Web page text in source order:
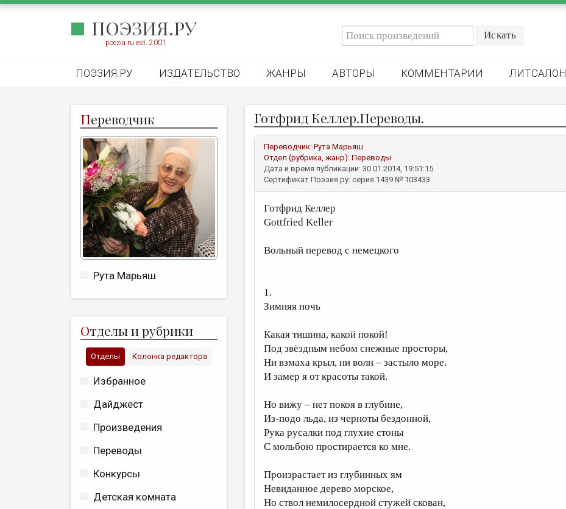
ПОЭЗИЯ.РУ
poezia.ru est. 2001
ПОЭЗИЯ.РУ ИЗДАТЕЛЬСТВО ЖАНРЫ АВТОРЫ КОММЕНТАРИИ ЛИТСАЛОН
Переводчик
Рута Марьяш
Отделы и рубрики
Отделы Колонка редактора
Избранное
Дайджест
Произведения
Переводы
Конкурсы
Детская комната
Готфрид Келлер.Переводы.
Переводчик: Рута Марьяш
Отдел (рубрика, жанр): Переводы
Дата и время публикации: 30.01.2014, 19:51:15
Сертификат Поэзия.ру: серия 1439 № 103433
Готфрид Келлер
Gottfried Keller
Вольный перевод с немецкого
1.
Зимняя ночь
Какая тишина, какой покой!
Под звёздным небом снежные просторы,
Ни взмаха крыл, ни волн – застыло море.
И замер я от красоты такой.
Но вижу – нет покоя в глубине,
Из-подо льда, из черноты бездонной,
Рука русалки под глухие стоны
С мольбою простирается ко мне.
Произрастает из глубинных ям
Невиданное дерево морское,
Но ствол немилосердной стужей скован,